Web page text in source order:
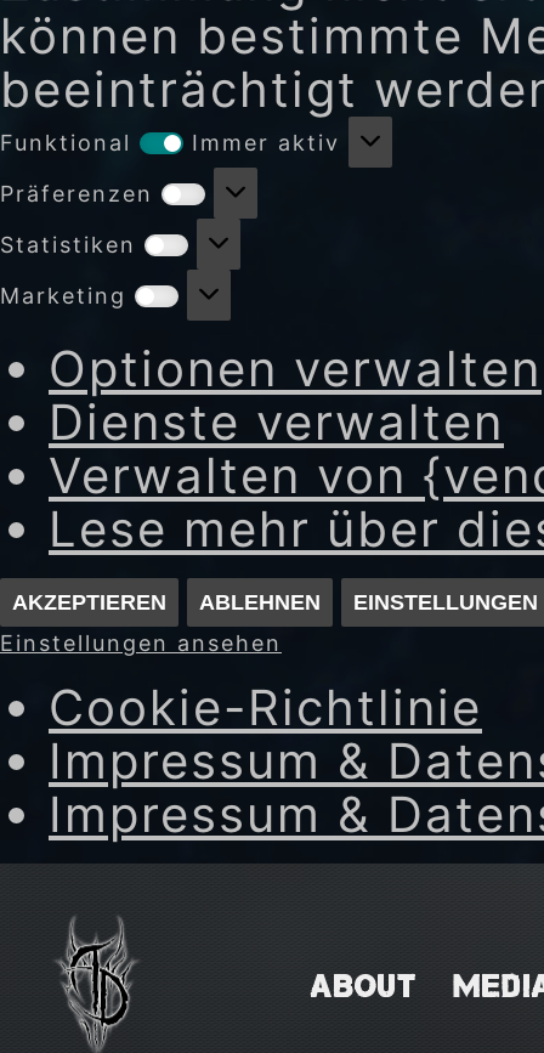
können bestimmte
beeinträchtigt
Funktional Funktional
Immer aktiv
Präferenzen
Präferenzen
Statistiken Statistiken
Marketing Marketing
Optionen verwalten
Dienste verwalten
Verwalten von
Lese mehr über
AKZEPTIEREN ABLEHNEN
Einstellungen ansehen
Cookie-Richtlinie
Impressum &
Impressum &
content
ABOUT